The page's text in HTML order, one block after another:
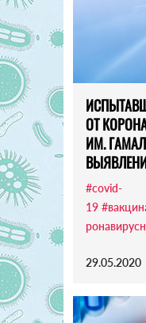
ОТ
ИМ.
#covid-
19
29.05.2020